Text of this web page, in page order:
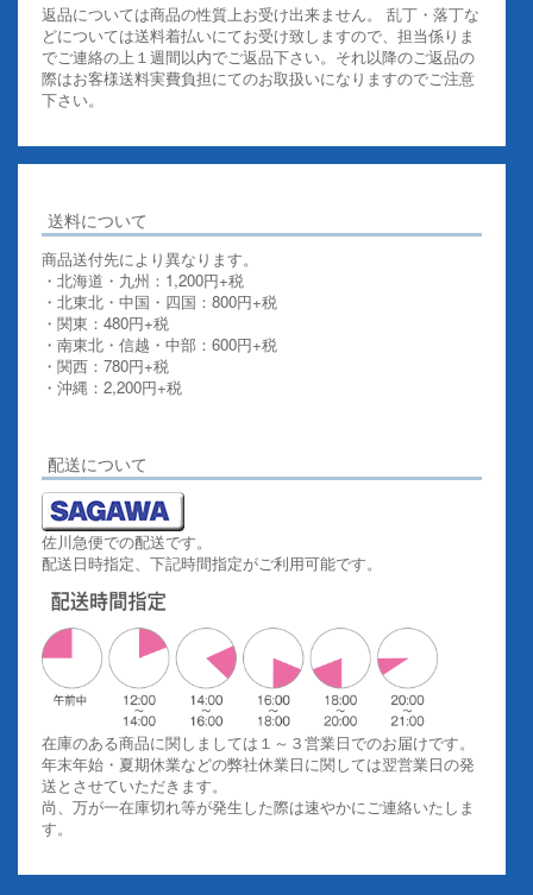
返品については商品の性質上お受け出来ません。 乱丁・落丁な
どについては送料着払いにてお受け致しますので、担当係りま
でご連絡の上１週間以内でご返品下さい。それ以降のご返品の
際はお客様送料実費負担にてのお取扱いになりますのでご注意
下さい。
送料について
商品送付先により異なります。
・北海道・九州：1,200円+税
・北東北・中国・四国：800円+税
・関東：480円+税
・南東北・信越・中部：600円+税
・関西：780円+税
・沖縄：2,200円+税
配送について
佐川急便での配送です。
配送日時指定、下記時間指定がご利用可能です。
在庫のある商品に関しましては１～３営業日でのお届けです。
年末年始・夏期休業などの弊社休業日に関しては翌営業日の発
送とさせていただきます。
尚、万が一在庫切れ等が発生した際は速やかにご連絡いたしま
す。